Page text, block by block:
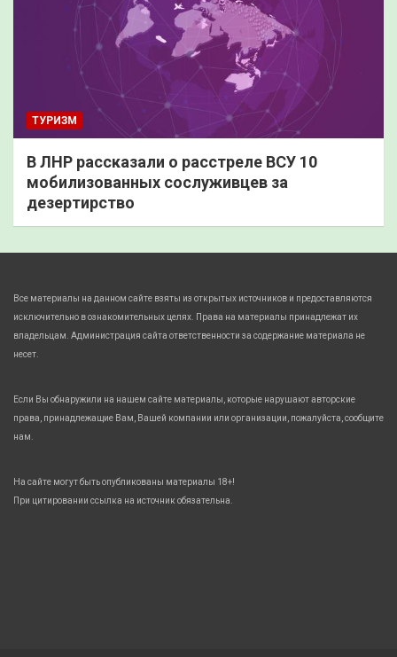
ТУРИЗМ
В ЛНР рассказали о расстреле ВСУ 10
мобилизованных сослуживцев за
дезертирство
Все материалы на данном сайте взяты из открытых источников и предоставляются
исключительно в ознакомительных целях. Права на материалы принадлежат их
владельцам. Администрация сайта ответственности за содержание материала не
несет.
Если Вы обнаружили на нашем сайте материалы, которые нарушают авторские
права, принадлежащие Вам, Вашей компании или организации, пожалуйста, сообщите
нам.
На сайте могут быть опубликованы материалы 18+!
При цитировании ссылка на источник обязательна.